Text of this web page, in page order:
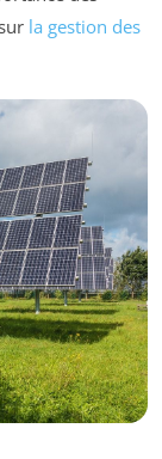
la gestion des